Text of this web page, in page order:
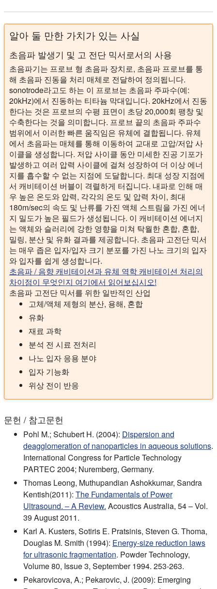
알아 둘 만한 가치가 있는 사실
초음파 발생기 및 고 전단 믹서로서의 사용
초음파기는 프로브 형 초음파 장치로, 초음파 프로브를 통
해 초음파 진동을 처리 매체로 전달하여 정의됩니다.
sonotrode라고도 하는 이 프로브는 초음파 주파수(예:
20kHz)에서 진동하는 티타늄 막대입니다. 20kHz에서 진동
한다는 것은 프로브의 수평 표면이 초당 20,000회 팽창 및
수축한다는 것을 의미합니다. 프로브 끝의 초음파 주파수
범위에서 이러한 빠른 움직임은 유체에 결합됩니다. 유체
에서 초음파는 매체를 통해 이동하여 교대로 고압/저압 사
이클을 생성합니다. 저압 사이클 동안 미세한 진공 기포가
발생하고 여러 압력 사이클에 걸쳐 성장하여 더 이상 에너
지를 흡수할 수 없는 지점에 도달합니다. 최대 성장 지점에
서 캐비테이션 버블이 격렬하게 터집니다. 내파로 인해 매
우 높은 온도와 압력, 각각의 온도 및 압력 차이, 최대
180m/sec의 속도 및 난류를 가진 액체 스트림을 가진 에너
지 밀도가 높은 필드가 생성됩니다. 이 캐비테이션 에너지
는 액체와 슬러리에 강한 영향을 미쳐 탁월한 혼합, 혼합,
밀링, 분산 및 유화 결과를 제공합니다. 초음파 고전단 믹서
는 매우 좁은 입자/입자 크기 분포를 가진 나노 크기의 입자
와 입자를 쉽게 생성합니다.
초음파 / 음향 캐비테이션과 유체 역학 캐비테이션 처리의
차이점이 무엇인지 여기에서 읽어보십시오!
초음파 고전단 믹서를 위한 일반적인 산업
고체/액체 제형의 분산, 용해, 혼합
유화
재료 과학
분석 전 시료 전처리
나노 입자 응용 분야
입자 기능화
위상 전이 반응
문헌 / 참고문헌
Pohl M.; Schubert H. (2004): Dispersion and
deagglomeration of nanoparticles in aqueous solutions.
International Congress for Particle Technology
PARTEC 2004; Nuremberg, Germany.
Thomas Leong, Muthupandian Ashokkumar, Sandra
Kentish(2011): The Fundamentals of Power
Ultrasound. – A Review. Acoustics Australia, 54 – Vol.
39 August 2011.
Karl A. Kusters, Sotiris E. Pratsinis, Steven G. Thoma,
Douglas M. Smith (1994): Energy-size reduction laws
for ultrasonic fragmentation. Powder Technology,
Volume 80, Issue 3, September 1994. 253-263.
Pekarovicova, A.; Pekarovic, J. (2009): Emerging